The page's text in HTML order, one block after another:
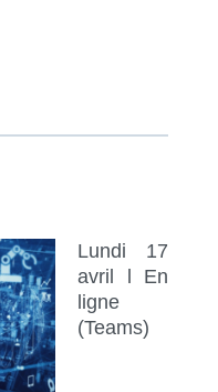
Lundi 17
avril l En
ligne
(Teams)